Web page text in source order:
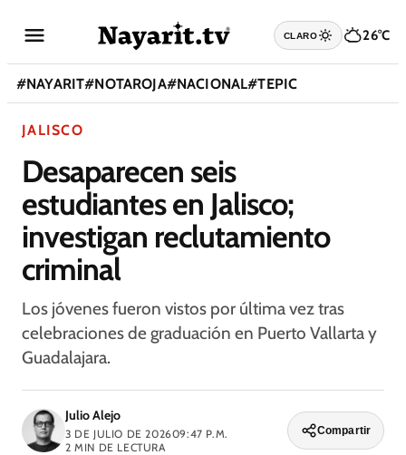
CLARO 26°C
#NAYARIT#NOTAROJA#NACIONAL#TEPIC
JALISCO
Desaparecen seis
estudiantes en Jalisco;
investigan reclutamiento
criminal
Los jóvenes fueron vistos por última vez tras
celebraciones de graduación en Puerto Vallarta y
Guadalajara.
Julio Alejo
3 DE JULIO DE 202609:47 P.M.
2 MIN DE LECTURA
Compartir